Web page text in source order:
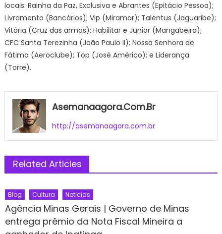
locais: Rainha da Paz, Exclusiva e Abrantes (Epitácio Pessoa);
Livramento (Bancários); Vip (Miramar); Talentus (Jaguaribe);
Vitória (Cruz das armas); Habilitar e Junior (Mangabeira);
CFC Santa Terezinha (João Paulo II); Nossa Senhora de
Fátima (Aeroclube); Top (José Américo); e Liderança
(Torre).
Asemanaagora.com.br
http://asemanaagora.com.br
Related Articles
Blog Cultura Noticias
Agência Minas Gerais | Governo de Minas
entrega prêmio da Nota Fiscal Mineira a